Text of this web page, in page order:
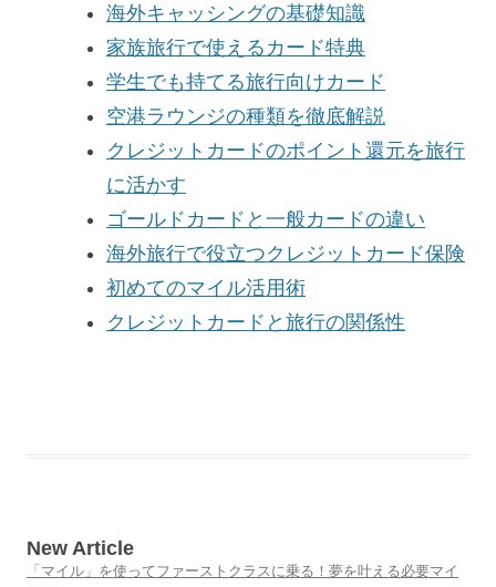
海外キャッシングの基礎知識
家族旅行で使えるカード特典
学生でも持てる旅行向けカード
空港ラウンジの種類を徹底解説
クレジットカードのポイント還元を旅行
に活かす
ゴールドカードと一般カードの違い
海外旅行で役立つクレジットカード保険
初めてのマイル活用術
クレジットカードと旅行の関係性
New Article
「マイル」を使ってファーストクラスに乗る！夢を叶える必要マイ